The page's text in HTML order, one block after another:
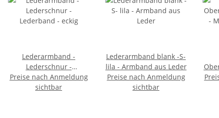
Lederarmband -
Lederschnur -
Lederband - eckig
Preise nach Anmeldung
sichtbar
Lederarmband blank -S-
lila - Armband aus Leder
Preise nach Anmeldung
sichtbar
-